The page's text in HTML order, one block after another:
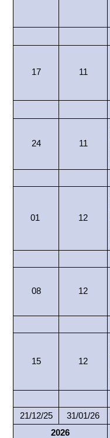
17 11
24 11
01 12
08 12
15 12
21/12/25 31/01/26
2026